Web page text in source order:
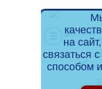
на
связаться
способом